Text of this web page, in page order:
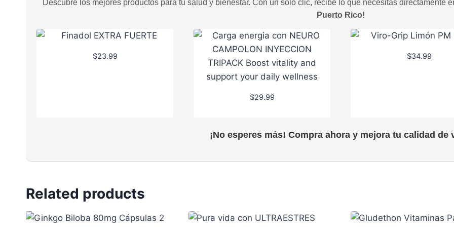
Descubre los mejores productos para tu salud y bienestar. Con un solo clic, recibe lo que necesitas directamente
Puerto Rico!
$23.99
$29.99
$34.99
¡No esperes más! Compra ahora y mejora tu calidad de
Related products